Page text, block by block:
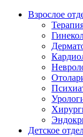
Взрослое
Детское